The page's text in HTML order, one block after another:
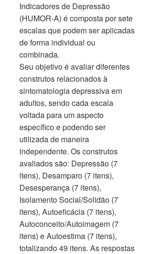
Indicadores de Depressão
(HUMOR-A) é composta por sete
escalas que podem ser aplicadas
de forma individual ou
combinada.
Seu objetivo é avaliar diferentes
construtos relacionados à
sintomatologia depressiva em
adultos, sendo cada escala
voltada para um aspecto
específico e podendo ser
utilizada de maneira
independente. Os construtos
avaliados são: Depressão (7
itens), Desamparo (7 itens),
Desesperança (7 itens),
Isolamento Social/Solidão (7
itens), Autoeficácia (7 itens),
Autoconceito/Autoimagem (7
itens) e Autoestima (7 itens),
totalizando 49 itens. As respostas